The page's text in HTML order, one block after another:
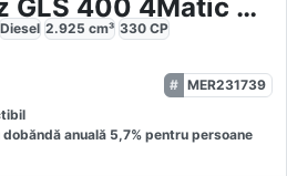
Mercedes-Benz GLS 400 4Matic AMG Night Burmester 7S
Diesel 2.925 cm³ 330 CP
MER231739
dobăndă anuală 5,7% pentru persoane